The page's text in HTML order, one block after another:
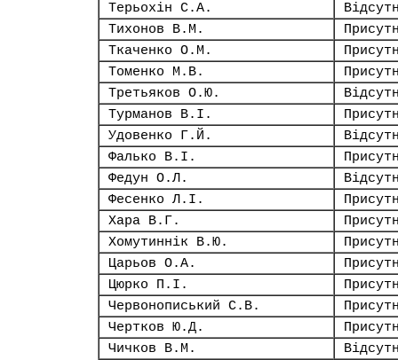
Терьохін С.А.
Тихонов В.М.
Ткаченко О.М.
Томенко М.В.
Третьяков О.Ю.
Турманов В.І.
Удовенко Г.Й.
Фалько В.І.
Федун О.Л.
Фесенко Л.І.
Хара В.Г.
Хомутиннік В.Ю.
Царьов О.А.
Цюрко П.І.
Червонописький С.В.
Чертков Ю.Д.
Чичков В.М.